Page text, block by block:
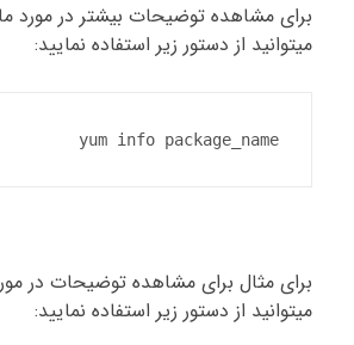
برای مشاهده توضیحات بیشتر در مورد
میتوانید از دستور زیر استفاده نمایید:
yum info package_name
میتوانید از دستور زیر استفاده نمایید: